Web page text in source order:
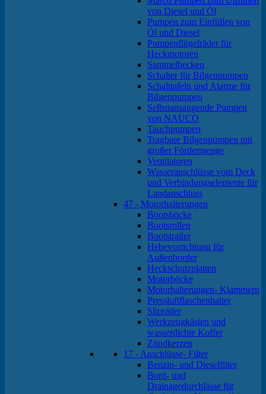
von Diesel und Öl
Pumpen zum Einfüllen von
Öl und Diesel
Pumpenflügelräder für
Heckmotoren
Sammelbecken
Schalter für Bilgenpumpen
Schalttafeln und Alarme für
Bilgenpumpen
Selbstansaugende Pumpen
von NAUCO
Tauchpumpen
Tragbare Bilgenpumpen mit
großer Fördermenge
Ventilatoren
Wasseranschlüsse vom Deck
und Verbindungselemente für
Landanschluss
47 - Motorhalterungen
Bootsböcke
Bootsrollen
Bootstrailer
Hebevorrichtung für
Außenborder
Heckschutzplatten
Motorböcke
Motorhalterungen- Klammern
Pressluftflaschenhalter
Slipräder
Werkzeugkästen und
wasserdichte Koffer
Zündkerzen
17 - Anschlüsse- Filter
Benzin- und Dieselfilter
Bord- und
Drainagedurchlässe für